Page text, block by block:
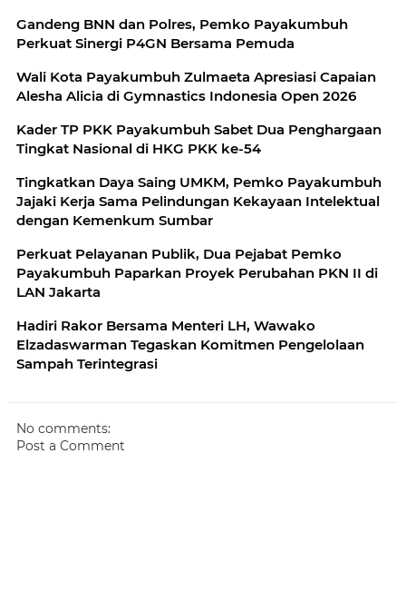
Gandeng BNN dan Polres, Pemko Payakumbuh
Perkuat Sinergi P4GN Bersama Pemuda
Wali Kota Payakumbuh Zulmaeta Apresiasi Capaian
Alesha Alicia di Gymnastics Indonesia Open 2026
Kader TP PKK Payakumbuh Sabet Dua Penghargaan
Tingkat Nasional di HKG PKK ke-54
Tingkatkan Daya Saing UMKM, Pemko Payakumbuh
Jajaki Kerja Sama Pelindungan Kekayaan Intelektual
dengan Kemenkum Sumbar
Perkuat Pelayanan Publik, Dua Pejabat Pemko
Payakumbuh Paparkan Proyek Perubahan PKN II di
LAN Jakarta
Hadiri Rakor Bersama Menteri LH, Wawako
Elzadaswarman Tegaskan Komitmen Pengelolaan
Sampah Terintegrasi
No comments:
Post a Comment